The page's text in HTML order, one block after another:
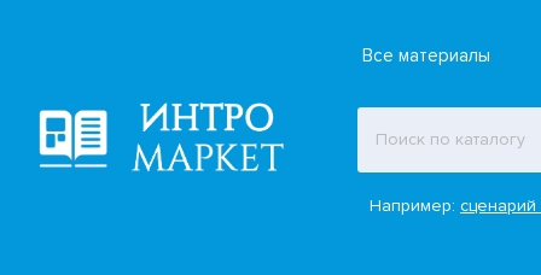
Все материалы
Например:сценарий